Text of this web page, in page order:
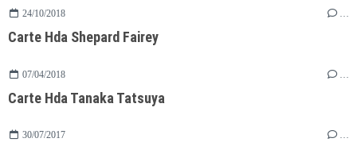
24/10/2018 …
Carte Hda Shepard Fairey
07/04/2018
Carte Hda Tanaka Tatsuya
30/07/2017 …